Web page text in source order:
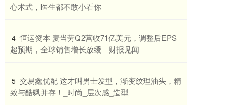
心术式，医生都不敢小看你
4 ​恒运资本 麦当劳Q2营收71亿美元，调整后EPS
超预期，全球销售增长放缓｜财报见闻
5 ​交易鑫优配 这才叫男士发型，渐变纹理油头，精
致与酷飒并存！_时尚_层次感_造型